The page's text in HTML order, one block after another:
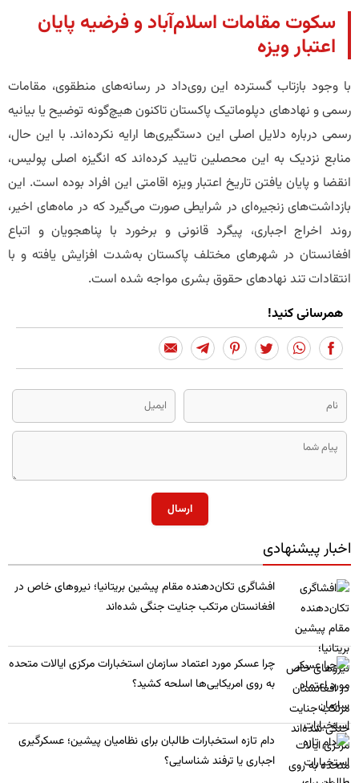
​سکوت مقامات اسلام‌آباد و فرضیه پایان
اعتبار ویزه
​با وجود بازتاب گسترده این روی‌داد در رسانه‌های منطقوی، مقامات
رسمی و نهادهای دپلوماتیک پاکستان تاکنون هیچ‌گونه توضیح یا بیانیه
رسمی درباره دلایل اصلی این دستگیری‌ها ارایه نکرده‌اند. با این حال،
منابع نزدیک به این محصلین تایید کرده‌اند که انگیزه اصلی پولیس،
انقضا و پایان یافتن تاریخ اعتبار ویزه اقامتی این افراد بوده است. این
بازداشت‌های زنجیره‌ای در شرایطی صورت می‌گیرد که در ماه‌های اخیر،
روند اخراج اجباری، پیگرد قانونی و برخورد با پناهجویان و اتباع
افغانستان در شهرهای مختلف پاکستان به‌شدت افزایش یافته و با
انتقادات تند نهادهای حقوق بشری مواجه شده است.
همرسانی کنید!
ارسال
اخبار پیشنهادی
​افشاگری تکان‌دهنده مقام پیشین بریتانیا؛ نیروهای خاص در
افغانستان مرتکب جنایت جنگی شده‌اند
چرا عسکر مورد اعتماد سازمان استخبارات مرکزی ایالات متحده
به روی امریکایی‌ها اسلحه کشید؟
​دام تازه استخبارات طالبان برای نظامیان پیشین؛ عسکرگیری
اجباری یا ترفند شناسایی؟